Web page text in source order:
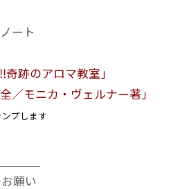
ート
跡のアロマ教室」
／モニカ・ヴェルナー著」
プします
願い